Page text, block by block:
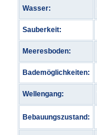
Wasser:
Sauberkeit:
Meeresboden:
Bademöglichkeiten:
Wellengang:
Bebauungszustand: